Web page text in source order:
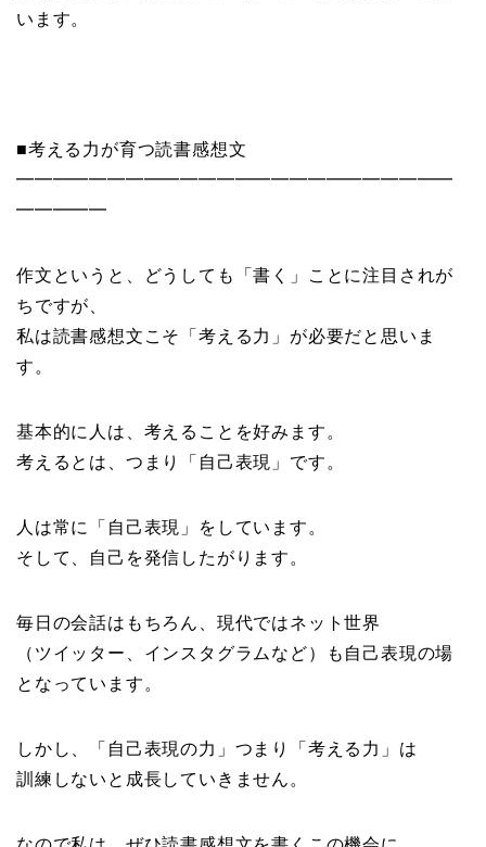
います。
■考える力が育つ読書感想文
━━━━━━━━━━━━━━━━━━━━━━━━
━━━━━
作文というと、どうしても「書く」ことに注目されが
ちですが、
私は読書感想文こそ「考える力」が必要だと思いま
す。
基本的に人は、考えることを好みます。
考えるとは、つまり「自己表現」です。
人は常に「自己表現」をしています。
そして、自己を発信したがります。
毎日の会話はもちろん、現代ではネット世界
（ツイッター、インスタグラムなど）も自己表現の場
となっています。
しかし、「自己表現の力」つまり「考える力」は
訓練しないと成長していきません。